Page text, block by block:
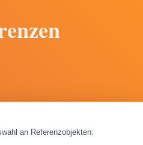
an Referenzobjekten: